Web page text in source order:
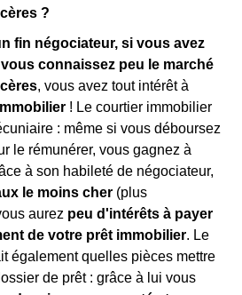
?
fin négociateur, si vous avez
connaissez peu le marché
, vous avez tout intérêt à
! Le courtier immobilier
: même si vous déboursez
le rémunérer, vous gagnez à
à son habileté de négociateur,
le moins cher (plus
aurez peu d'intérêts à payer
de votre prêt immobilier. Le
également quelles pièces mettre
de prêt : grâce à lui vous